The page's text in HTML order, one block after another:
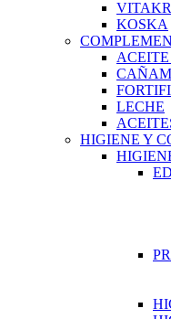
KOSKA
LECHE
HIGIENE Y